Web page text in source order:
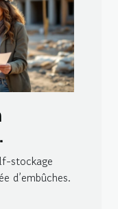
la
stockage
d’embûches.